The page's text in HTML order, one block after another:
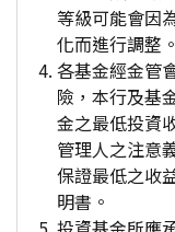
等級可能會因
化而進行調整。
各基金經金管
險，本行及基
金之最低投資
管理人之注意
保證最低之收
明書。